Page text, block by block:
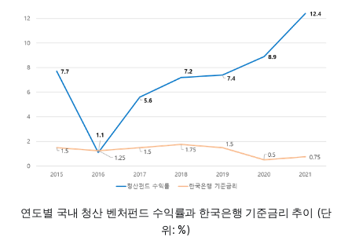
연도별 국내 청산 벤처펀드 수익률과 한국은행 기준금리 추이 (단
위: %)